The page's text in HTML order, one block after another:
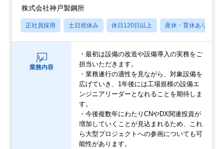
株式会社神戸製鋼所
正社員採用 土日祝休み 休日120日以上 産休・育休あり
業務内容
・最初は設備の改造や設備導入の実務をご
担当いただきます。
・業務遂行の適性を見ながら、対象設備を
広げていき、1年後には工場規模の設備エ
ンジニアリーダーとなれることを期待しま
す。
・今後複数年にわたりCNやDX関連投資が
増加していくことが見込まれるため、これ
ら大型プロジェクトへの参画についても可
能性があります。